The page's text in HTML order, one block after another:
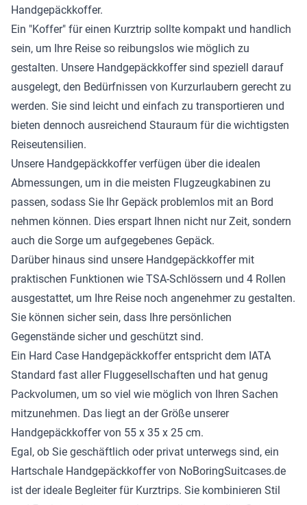
Handgepäckkoffer.
Ein "Koffer" für einen Kurztrip sollte kompakt und handlich
sein, um Ihre Reise so reibungslos wie möglich zu
gestalten. Unsere Handgepäckkoffer sind speziell darauf
ausgelegt, den Bedürfnissen von Kurzurlaubern gerecht zu
werden. Sie sind leicht und einfach zu transportieren und
bieten dennoch ausreichend Stauraum für die wichtigsten
Reiseutensilien.
Unsere Handgepäckkoffer verfügen über die idealen
Abmessungen, um in die meisten Flugzeugkabinen zu
passen, sodass Sie Ihr Gepäck problemlos mit an Bord
nehmen können. Dies erspart Ihnen nicht nur Zeit, sondern
auch die Sorge um aufgegebenes Gepäck.
Darüber hinaus sind unsere Handgepäckkoffer mit
praktischen Funktionen wie TSA-Schlössern und 4 Rollen
ausgestattet, um Ihre Reise noch angenehmer zu gestalten.
Sie können sicher sein, dass Ihre persönlichen
Gegenstände sicher und geschützt sind.
Ein Hard Case Handgepäckkoffer entspricht dem IATA
Standard fast aller Fluggesellschaften und hat genug
Packvolumen, um so viel wie möglich von Ihren Sachen
mitzunehmen. Das liegt an der Größe unserer
Handgepäckkoffer von 55 x 35 x 25 cm.
Egal, ob Sie geschäftlich oder privat unterwegs sind, ein
Hartschale Handgepäckkoffer von NoBoringSuitcases.de
ist der ideale Begleiter für Kurztrips. Sie kombinieren Stil